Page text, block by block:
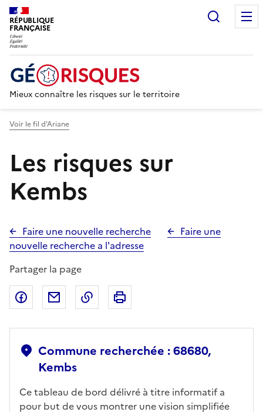
RÉPUBLIQUE
FRANÇAISE
Mieux connaître les risques sur le territoire
Voir le fil d’Ariane
Les risques sur
Kembs
Faire une nouvelle recherche
Faire une
nouvelle recherche a l'adresse
Partager la page
Partager sur Facebook
Partager par emailCopier dans le presse-papier
Commune recherchée : 68680,
Kembs
Ce tableau de bord délivré à titre informatif a
pour but de vous montrer une vision simplifiée